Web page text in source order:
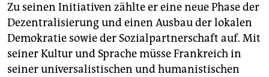
Zu seinen Initiativen zählte er eine neue Phase der
Dezentralisierung und einen Ausbau der lokalen
Demokratie sowie der Sozialpartnerschaft auf. Mit
seiner Kultur und Sprache müsse Frankreich in
seiner universalistischen und humanistischen